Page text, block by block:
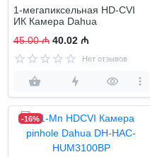
1-мегапиксельная HD-CVI
ИК Камера Dahua
45.00 ₼ 40.02 ₼
Нет отзывов
-16%